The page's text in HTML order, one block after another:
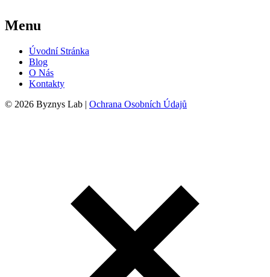
Menu
Úvodní Stránka
Blog
O Nás
Kontakty
© 2026 Byznys Lab | Ochrana Osobních Údajů